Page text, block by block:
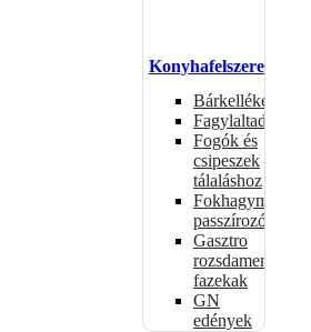
Konyhafelszerelés
Bárkellékek
Fagylaltadagolók
Fogók és
csipeszek
tálaláshoz
passzírozók
Gasztro
rozsdamentes
fazekak
GN
edények